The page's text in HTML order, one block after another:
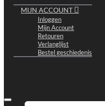
MIJN ACCOUNT
Inloggen
Mijn Account
Retouren
Verlanglijst
Bestel geschiedenis